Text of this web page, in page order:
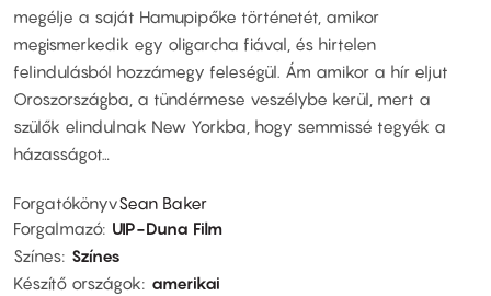
megélje a saját Hamupipőke történetét, amikor
megismerkedik egy oligarcha fiával, és hirtelen
felindulásból hozzámegy feleségül. Ám amikor a hír eljut
Oroszországba, a tündérmese veszélybe kerül, mert a
szülők elindulnak New Yorkba, hogy semmissé tegyék a
házasságot…
ForgatókönyvSean Baker
Forgalmazó UIP-Duna Film
Színes Színes
Készítő országok
amerikai